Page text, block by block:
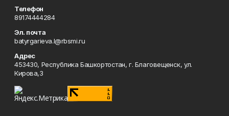
Телефон
89174444284
Эл. почта
batyrgarieva.l@rbsmi.ru
Адрес
453430, Республика Башкортостан, г. Благовещенск, ул.
Кирова,3